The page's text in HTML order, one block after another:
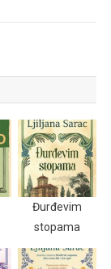
Đurđevim
stopama